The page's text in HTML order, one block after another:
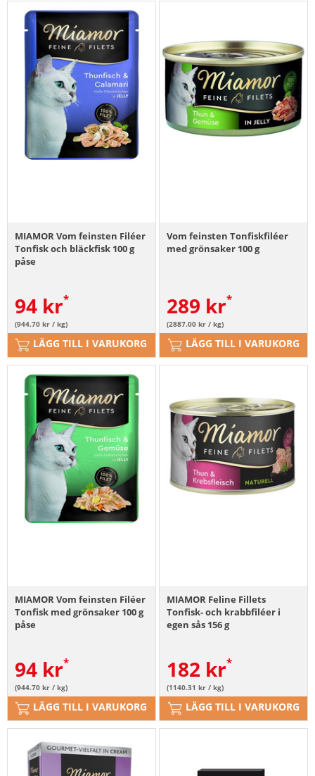
MIAMOR Vom feinsten Filéer
Tonfisk och bläckfisk 100 g
påse
94 kr
(944.70 kr / kg)
LÄGG TILL I VARUKORG
Vom feinsten Tonfiskfiléer
med grönsaker 100 g
289 kr
(2887.00 kr / kg)
LÄGG TILL I VARUKORG
MIAMOR Vom feinsten Filéer
Tonfisk med grönsaker 100 g
påse
94 kr
(944.70 kr / kg)
LÄGG TILL I VARUKORG
MIAMOR Feline Fillets
Tonfisk- och krabbfiléer i
egen sås 156 g
182 kr
(1140.31 kr / kg)
LÄGG TILL I VARUKORG